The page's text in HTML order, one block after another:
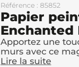
Référence : 85852
Papier
Enchanted
Apportez une
murs avec ce
Lire la suite